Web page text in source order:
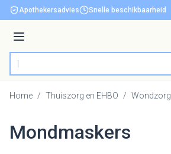
Ga naar de inhoud
Apothekersadvies Snelle beschikbaarheid
Menu
Product, merk, categorie...
Home / Thuiszorg en EHBO / Wondzorg
Mondmaskers